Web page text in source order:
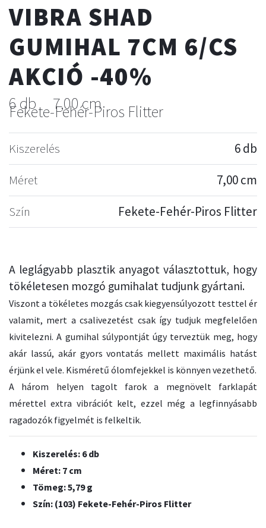
VIBRA SHAD
GUMIHAL 7CM 6/CS
AKCIÓ -40%
6 db 7,00 cm
Fekete-Fehér-Piros Flitter
Kiszerelés
6 db
Méret
7,00 cm
Szín
Fekete-Fehér-Piros Flitter
A leglágyabb plasztik anyagot választottuk, hogy
tökéletesen mozgó gumihalat tudjunk gyártani.
Viszont a tökéletes mozgás csak kiegyensúlyozott testtel ér
valamit, mert a csalivezetést csak így tudjuk megfelelően
kivitelezni. A gumihal súlypontját úgy terveztük meg, hogy
akár lassú, akár gyors vontatás mellett maximális hatást
érjünk el vele. Kisméretű ólomfejekkel is könnyen vezethető.
A három helyen tagolt farok a megnövelt farklapát
mérettel extra vibrációt kelt, ezzel még a legfinnyásabb
ragadozók figyelmét is felkeltik.
Kiszerelés: 6 db
Méret: 7 cm
Tömeg: 5,79 g
Szín: (103) Fekete-Fehér-Piros Flitter